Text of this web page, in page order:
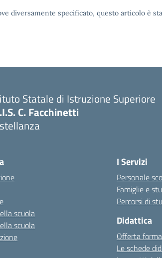
diversamente specificato, questo articolo è
Statale di Istruzione Superiore
C. Facchinetti
scuola
scuola
I Servizi
Personale
Famiglie e
Percorsi di
Didattica
Offerta
Le schede